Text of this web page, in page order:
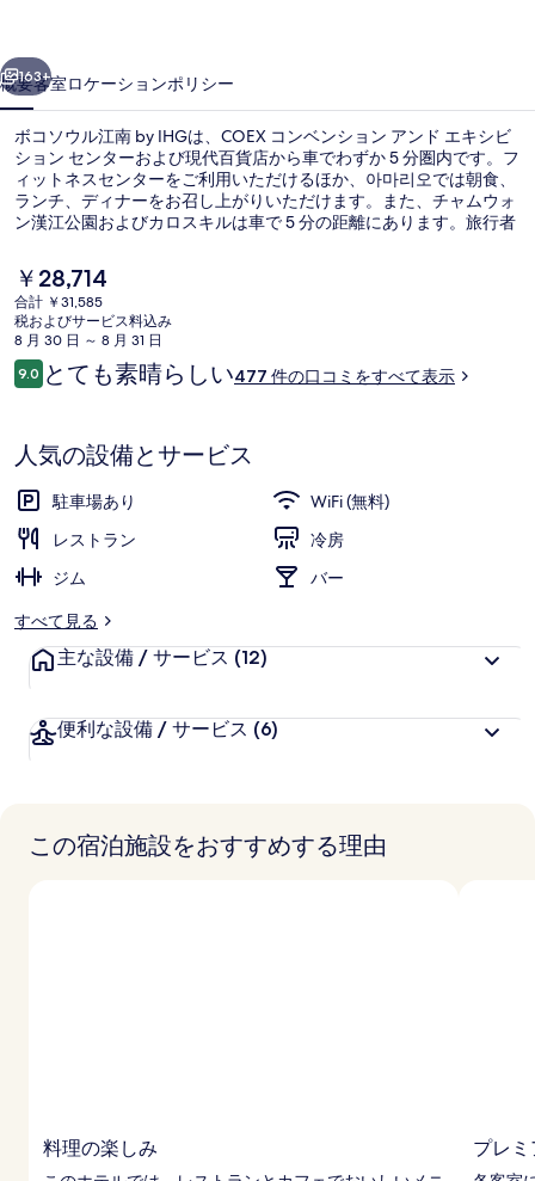
by
IHG
の
写
真
ャ
ラ
リ
次へ
163+
概要客室ロケーションポリシー
ボコソウル江南 by IHGは、COEX コンベンション アンド エキシビ
ション センターおよび現代百貨店から車でわずか 5 分圏内です。フ
ィットネスセンターをご利用いただけるほか、아마리오では朝食、
ランチ、ディナーをお召し上がりいただけます。また、チャムウォ
ン漢江公園およびカロスキルは車で 5 分の距離にあります。旅行者
からは歩いてすぐ公共交通機関を利用できます。地下鉄 新沙駅まで
は 4 分、地下鉄 論峴駅までは 11 分です。
現
在
の
料
金
は
す
￥28,714
合計 ￥31,585
税およびサービス料込み
8 月 30 日 ～ 8 月 31 日
口
コ
9.010段階中9.0
とても素晴らしい477 件の口コミをすべて表示
人気の設備とサービス
駐車場あり
WiFi (無料)
レストラン
冷房
ジム
バー
すべて見る
主な設備 / サービス (12)
便利な設備 / サービス (6)
この宿泊施設をおすすめする理由
料理の楽しみ プレ